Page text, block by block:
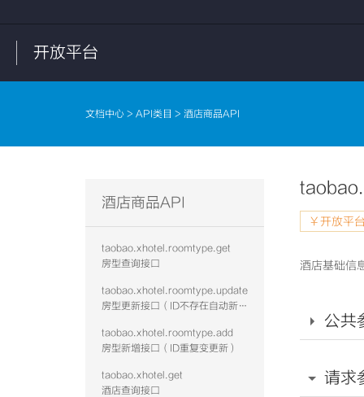
开放平台
文档中心 > API类目 > 酒店商品API
酒店商品API
taobao.xhotel.roomtype.get
房型查询接口
taobao.xhotel.roomtype.update
房型更新接口（ID不存在自动新增）
taobao.xhotel.roomtype.add
房型新增接口（ID重复变更新）
taobao.xhotel.get
酒店查询接口
￥开放平
酒店基础信
公共
请求